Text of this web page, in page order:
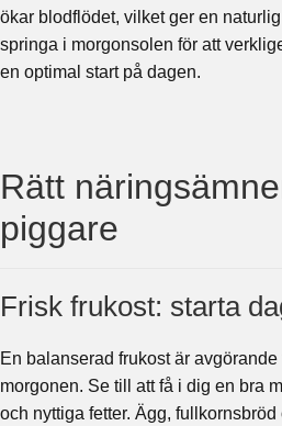
ökar blodflödet, vilket ger en
springa i morgonsolen för att
en optimal start på dagen.
Rätt
piggare
Frisk frukost: starta
En balanserad frukost är
morgonen. Se till att få i dig en bra
och nyttiga fetter. Ägg,